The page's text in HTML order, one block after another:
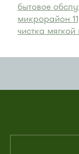
бытовое
микрорайон
чистка